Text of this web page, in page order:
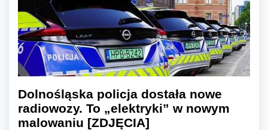
Dolnośląska policja dostała nowe
radiowozy. To „elektryki” w nowym
malowaniu [ZDJĘCIA]